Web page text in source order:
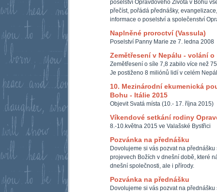
poselství Opravdového Života v Bohu
přečíst, pořádá přednášky,
informace o poselství a společenství
Naplněné proroctví (Vassula)
Poselství Panny Marie ze 7. ledna 2008
Zemětřesení v Nepálu - volání o
Zemětřesení o síle 7,8 zabilo více než
Je postiženo 8 miliónů lidí v celém
10. Mezinárodní ekumenická
Bohu - Itálie 2015
Objevit Svatá místa (10.- 17. října 2015)
Víkendové setkání rodiny
8.-10.května 2015 ve Valašské Bystřici
Pozvánka na přednášku
Dovolujeme si vás pozvat na
projevech Božích v dnešní době, které
dnešní společnosti, ale i přírody.
Pozvánka na přednášku
Dovolujeme si vás pozvat na